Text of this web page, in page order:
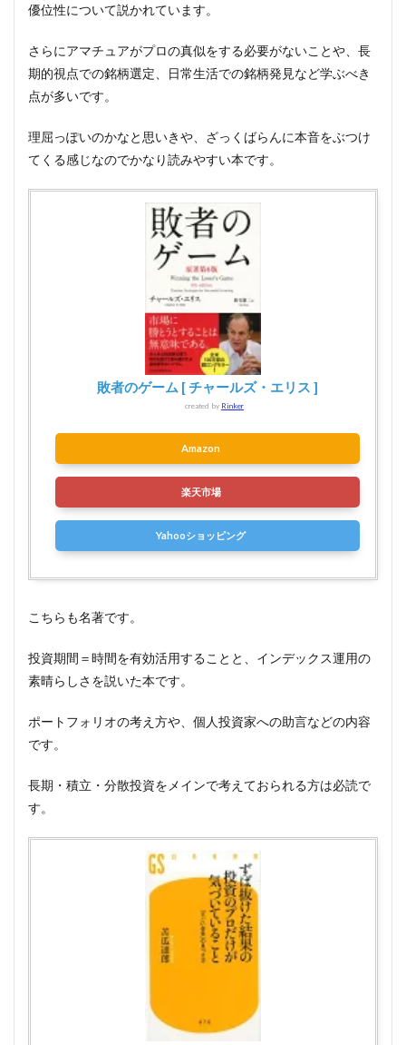
優位性について説かれています。
さらにアマチュアがプロの真似をする必要がないことや、長
期的視点での銘柄選定、日常生活での銘柄発見など学ぶべき
点が多いです。
理屈っぽいのかなと思いきや、ざっくばらんに本音をぶつけ
てくる感じなのでかなり読みやすい本です。
敗者のゲーム [ チャールズ・エリス ]
created by Rinker
Amazon
楽天市場
Yahooショッピング
こちらも名著です。
投資期間＝時間を有効活用することと、インデックス運用の
素晴らしさを説いた本です。
ポートフォリオの考え方や、個人投資家への助言などの内容
です。
長期・積立・分散投資をメインで考えておられる方は必読で
す。